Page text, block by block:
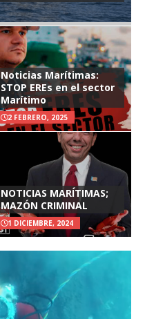
Noticias Marítimas:
STOP EREs en el sector
Marítimo
2 FEBRERO, 2025
NOTICIAS MARÍTIMAS;
MAZÓN CRIMINAL
1 DICIEMBRE, 2024